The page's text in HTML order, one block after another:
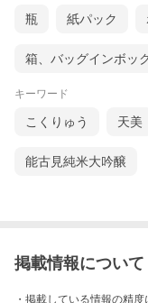
瓶 紙パック
箱、バッグインボッ
キーワード
こくりゅう 天美
能古見純米大吟醸
掲載情報について
・掲載している情報の精